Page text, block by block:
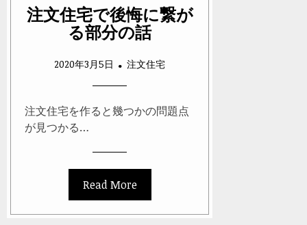
注文住宅で後悔に繋が
る部分の話
2020年3月5日 注文住宅
注文住宅を作ると幾つかの問題点
が見つかる…
Read More